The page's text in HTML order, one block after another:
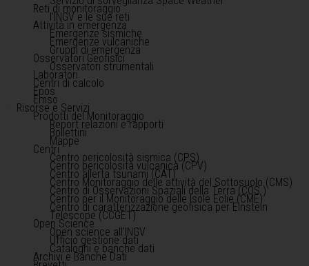
Reti di monitoraggio
l'INGV e le sue reti
Attività in emergenza
Emergenze sismiche
Emergenze vulcaniche
Gruppi di emergenza
Osservatori Geofisici
Osservatori strumentali
Laboratori
Centri di calcolo
Epos
Emso
Risorse e Servizi
Prodotti del Monitoraggio
Report relazioni e rapporti
Bollettini
Mappe
Centri
Centro pericolosità sismica (CPS)
Centro pericolosità vulcanica (CPV)
Centro allerta tsunami (CAT)
Centro Monitoraggio delle attività del Sottosuolo (CMS)
Centro di Osservazioni Spaziali della Terra (COS )
Centro per il Monitoraggio delle Isole Eolie (CME)
Centro di caratterizzazione geofisica per Einstein
Telescope (CCGET)
Open Science
Open science all'INGV
Ufficio gestione dati
Cataloghi e banche dati
Archivi e Banche Dati